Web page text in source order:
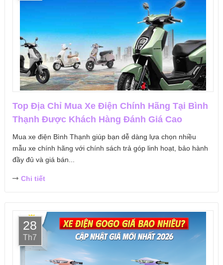
Top Địa Chỉ Mua Xe Điện Chính Hãng Tại Bình
Thạnh Được Khách Hàng Đánh Giá Cao
Mua xe điện Bình Thạnh giúp bạn dễ dàng lựa chọn nhiều
mẫu xe chính hãng với chính sách trả góp linh hoạt, bảo hành
đầy đủ và giá bán...
Chi tiết
28
Th7